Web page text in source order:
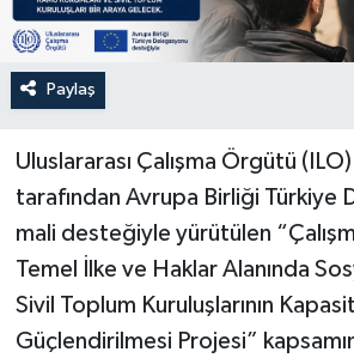
Paylaş
Uluslararası Çalışma Örgütü
tarafından Avrupa Birliği Türkiye
mali desteğiyle yürütülen
Temel İlke ve Haklar Alanında
Sivil Toplum Kuruluşlarının
Güçlendirilmesi Projesi”